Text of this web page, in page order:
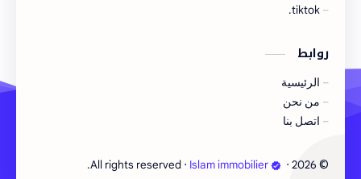
tiktok.
روابط
الرئيسية
من نحن
اتصل بنا
©
2026
‧
Islam immobilier
‧ All rights reserved.